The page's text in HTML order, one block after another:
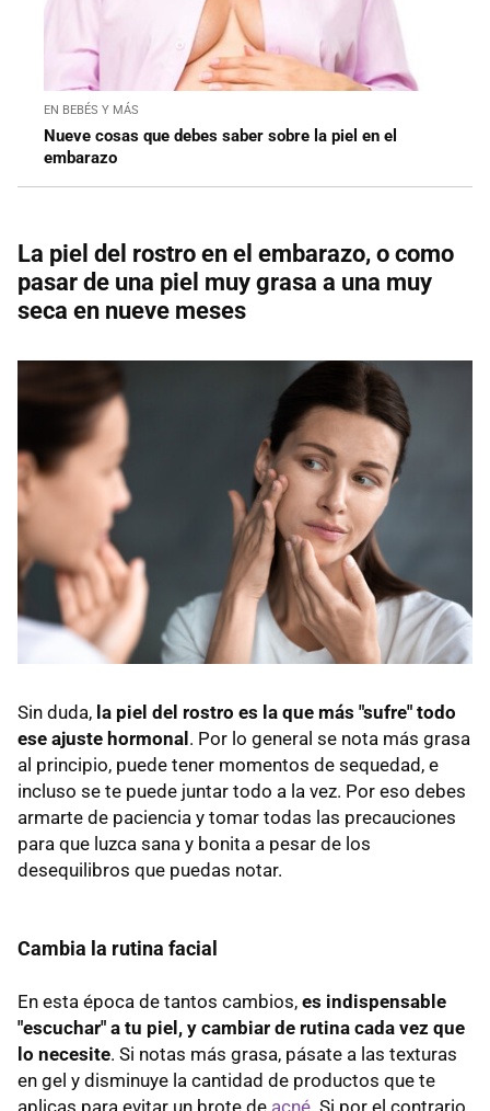
EN BEBÉS Y MÁS
Nueve cosas que debes saber sobre la piel en el
embarazo
La piel del rostro en el embarazo, o como
pasar de una piel muy grasa a una muy
seca en nueve meses
Sin duda, la piel del rostro es la que más "sufre" todo
ese ajuste hormonal. Por lo general se nota más grasa
al principio, puede tener momentos de sequedad, e
incluso se te puede juntar todo a la vez. Por eso debes
armarte de paciencia y tomar todas las precauciones
para que luzca sana y bonita a pesar de los
desequilibros que puedas notar.
Cambia la rutina facial
En esta época de tantos cambios, es indispensable
"escuchar" a tu piel, y cambiar de rutina cada vez que
lo necesite. Si notas más grasa, pásate a las texturas
en gel y disminuye la cantidad de productos que te
aplicas para evitar un brote de acné . Si por el contrario,